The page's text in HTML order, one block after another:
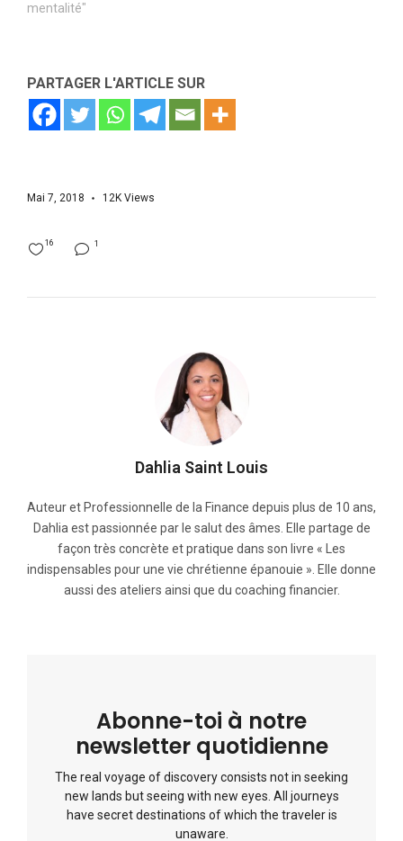
mentalité"
PARTAGER L'ARTICLE SUR
Mai 7, 2018 12K Views
1
16
Dahlia Saint Louis
Auteur et Professionnelle de la Finance depuis plus de 10 ans,
Dahlia est passionnée par le salut des âmes. Elle partage de
façon très concrète et pratique dans son livre « Les
indispensables pour une vie chrétienne épanouie ». Elle donne
aussi des ateliers ainsi que du coaching financier.
Abonne-toi à notre
newsletter quotidienne
The real voyage of discovery consists not in seeking
new lands but seeing with new eyes. All journeys
have secret destinations of which the traveler is
unaware.